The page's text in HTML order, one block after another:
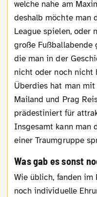
welche nahe am
deshalb möchte man
League spielen, oder
große Fußballabende
die man in der
nicht oder noch nicht
Überdies hat man
Mailand und Prag
prädestiniert für
Insgesamt kann man
einer Traumgruppe
Was gab es sonst
Wie üblich, fanden im Rahmen der Veranstaltung
noch individuelle